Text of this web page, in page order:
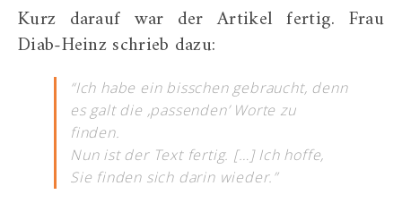
Kurz darauf war der Artikel fertig. Frau
Diab-Heinz schrieb dazu:
“Ich habe ein bisschen gebraucht, denn
es galt die ,passenden’ Worte zu
finden.
Nun ist der Text fertig. […]Ich hoffe,
Sie finden sich darin wieder.”